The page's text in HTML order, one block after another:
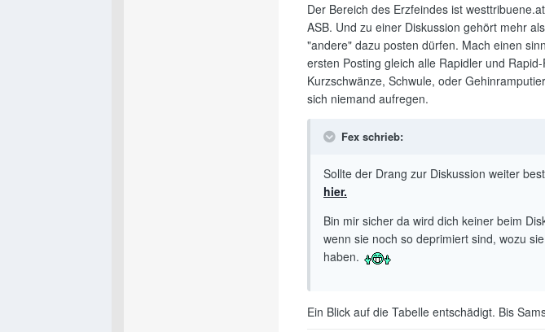
Der Bereich des Erzfeindes ist
ASB. Und zu einer Diskussion gehört mehr
"andere" dazu posten dürfen. Mach einen
ersten Posting gleich alle Rapidler und
Kurzschwänze, Schwule, oder
sich niemand aufregen.
Fex schrieb:
Sollte der Drang zur Diskussion weiter
hier.
Bin mir sicher da wird dich keiner beim
wenn sie noch so deprimiert sind, wozu
haben.
Ein Blick auf die Tabelle entschädigt. Bis